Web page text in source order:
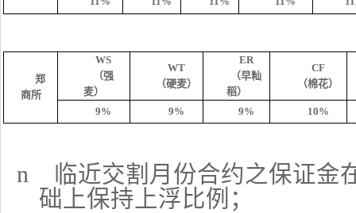
郑
商所
WS
（强
麦）
WT
（硬麦）
ER
（早籼
稻）
CF
（棉花）
9% 9% 9% 10%
n
临近交割月份合约之保证金
础上保持上浮比例；